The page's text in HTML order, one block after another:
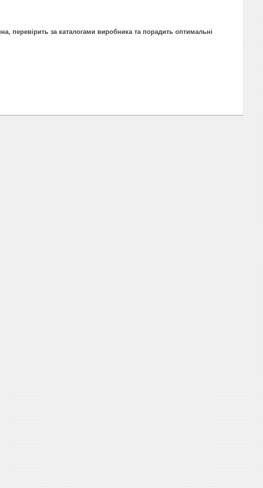
перевірить за каталогами виробника та порадить оптимальні